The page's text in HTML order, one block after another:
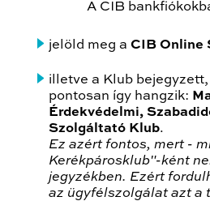
A CIB
jelöld meg a CIB Online
illetve a Klub
pontosan így hangzik:
Érdekvédelmi,
Szolgáltató Klub.
Ez azért fontos, mert -
Kerékpárosklub"-ként
jegyzékben. Ezért
az ügyfélszolgálat azt a